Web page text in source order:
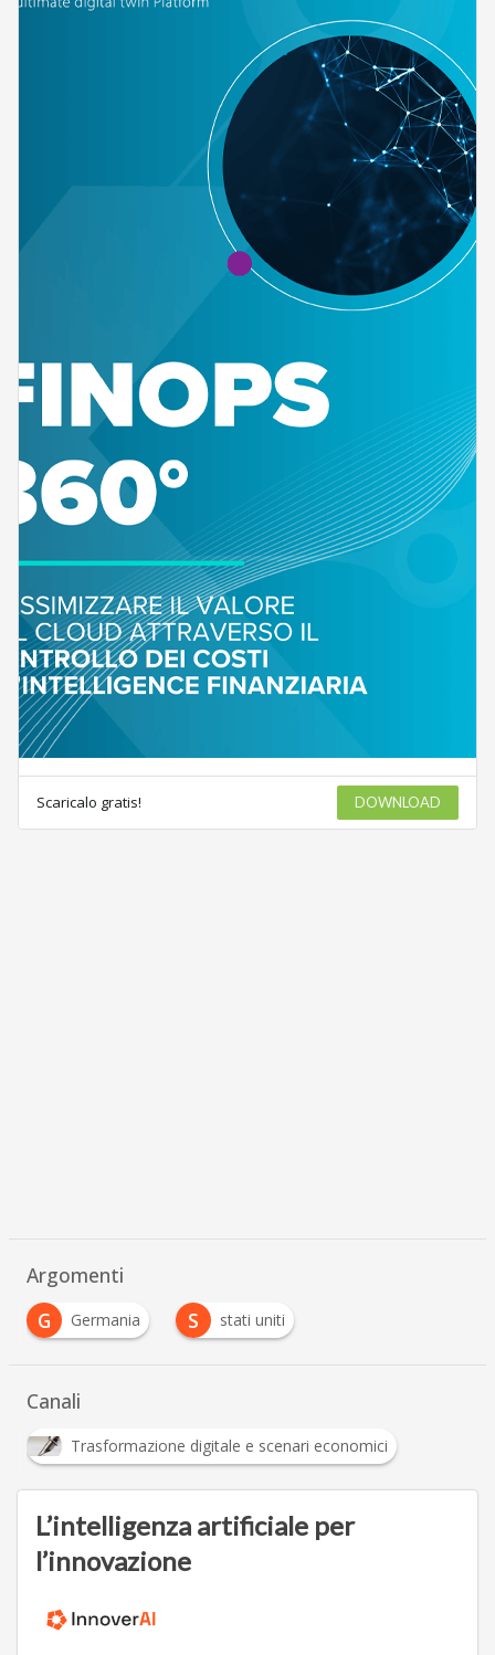
Scaricalo gratis! DOWNLOAD
Argomenti
G
Germania S stati uniti
Canali
Trasformazione digitale e scenari economici
L’intelligenza artificiale per
l’innovazione